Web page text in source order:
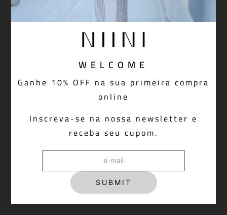
WELCOME
Ganhe 10% OFF na sua primeira compra
online
Inscreva-se na nossa newsletter e
receba seu cupom.
SUBMIT
Moletom Merlot Brown
R$ 698,00